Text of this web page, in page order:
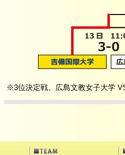
※3位決定戦、広島文教女子大学